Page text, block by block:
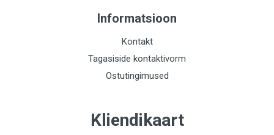
Informatsioon
Kontakt
Tagasiside kontaktivorm
Ostutingimused
Kliendikaart